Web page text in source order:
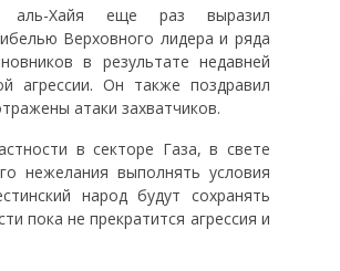
Хайя еще раз выразил
Верховного лидера и ряда
в результате недавней
агрессии. Он также поздравил
атаки захватчиков.
в секторе Газа, в свете
нежелания выполнять условия
народ будут сохранять
пока не прекратится агрессия и